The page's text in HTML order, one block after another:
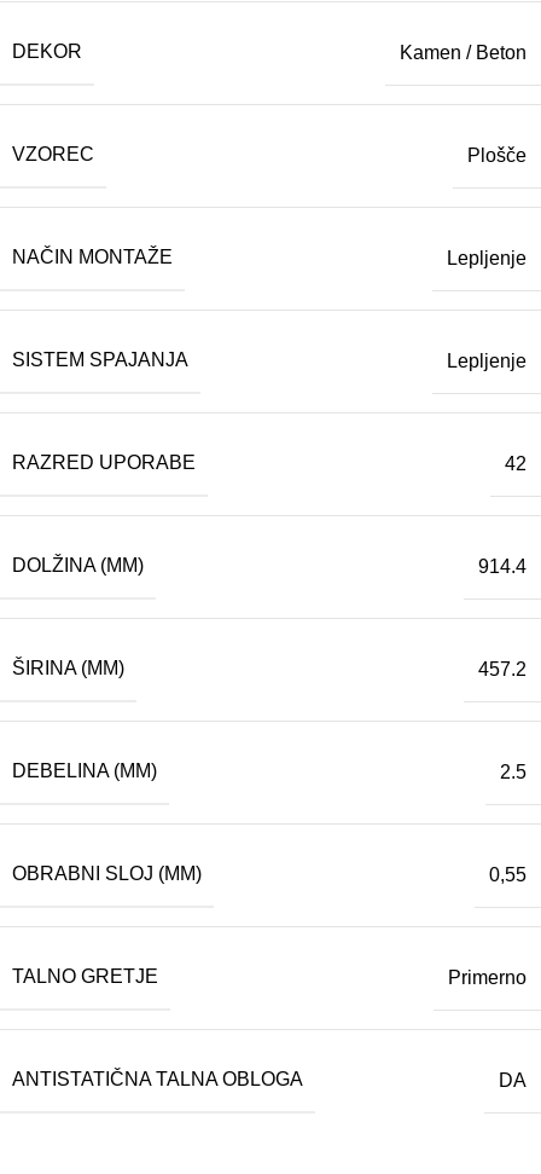
DEKOR Kamen / Beton
VZOREC Plošče
NAČIN MONTAŽE Lepljenje
SISTEM SPAJANJA Lepljenje
RAZRED UPORABE 42
DOLŽINA (MM) 914.4
ŠIRINA (MM) 457.2
DEBELINA (MM) 2.5
OBRABNI SLOJ (MM) 0,55
TALNO GRETJE Primerno
ANTISTATIČNA TALNA OBLOGA DA